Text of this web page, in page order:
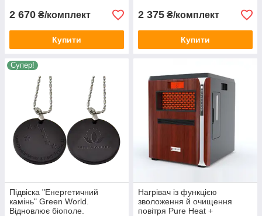
2 670 ₴/комплект
Купити
2 375 ₴/комплект
Купити
Супер!
Підвіска "Енергетичний
камінь" Green World.
Відновлює біополе.
Нагрівач із функцією
зволоження й очищення
повітря Pure Heat +